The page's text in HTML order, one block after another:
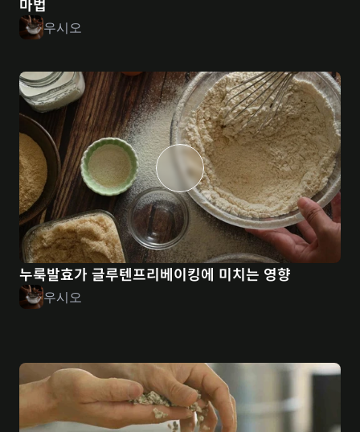
우시오
누룩발효가 글루텐프리베이킹에 미치는 영향
우시오